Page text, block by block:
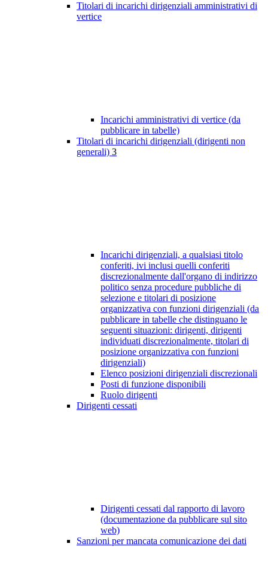
Titolari di incarichi dirigenziali amministrativi di
vertice
Incarichi amministrativi di vertice (da
pubblicare in tabelle)
Titolari di incarichi dirigenziali (dirigenti non
generali) 3
Incarichi dirigenziali, a qualsiasi titolo
conferiti, ivi inclusi quelli conferiti
discrezionalmente dall'organo di indirizzo
politico senza procedure pubbliche di
selezione e titolari di posizione
organizzativa con funzioni dirigenziali (da
pubblicare in tabelle che distinguano le
seguenti situazioni: dirigenti, dirigenti
individuati discrezionalmente, titolari di
posizione organizzativa con funzioni
dirigenziali)
Elenco posizioni dirigenziali discrezionali
Posti di funzione disponibili
Ruolo dirigenti
Dirigenti cessati
Dirigenti cessati dal rapporto di lavoro
(documentazione da pubblicare sul sito
web)
Sanzioni per mancata comunicazione dei dati